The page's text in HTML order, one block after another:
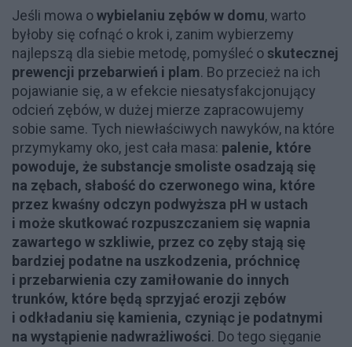
Jeśli mowa owybielaniu zębów w domu, warto
byłoby się cofnąć o krok i, zanim wybierzemy
najlepszą dla siebie metodę, pomyśleć o skutecznej
prewencji przebarwień i plam. Bo przecież na ich
pojawianie się, a w efekcie niesatysfakcjonujący
odcień zębów, w dużej mierze zapracowujemy
sobie same. Tych niewłaściwych nawyków, na które
przymykamy oko, jest cała masa: palenie, które
powoduje, że substancje smoliste osadzają się
na zębach, słabość do czerwonego wina, które
przez kwaśny odczyn podwyższa pH w ustach
i może skutkować rozpuszczaniem się wapnia
zawartego w szkliwie, przez co zęby stają się
bardziej podatne na uszkodzenia, próchnicę
i przebarwienia czy zamiłowanie do innych
trunków, które będą sprzyjać erozji zębów
i odkładaniu się kamienia, czyniąc je podatnymi
na wystąpienie nadwrażliwości. Do tego sięganie